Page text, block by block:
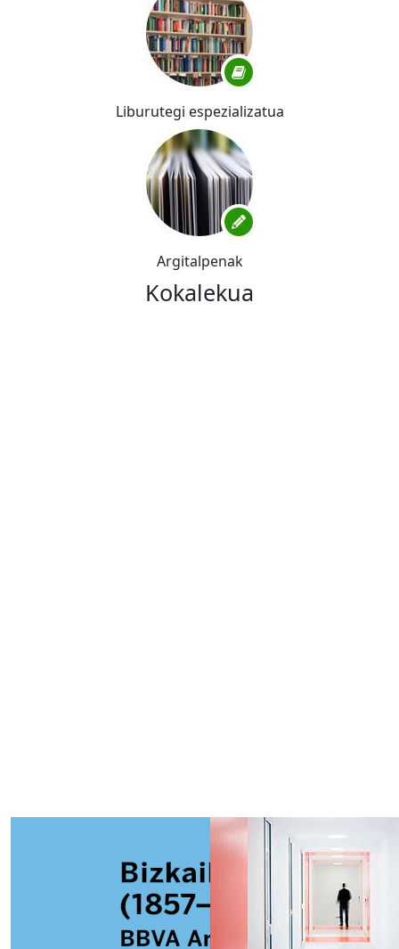
Liburutegi espezializatua
Argitalpenak
Kokalekua